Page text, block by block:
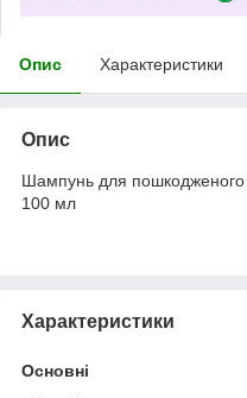
Опис Характеристики
Опис
Шампунь для
100 мл
Характеристики
Основні